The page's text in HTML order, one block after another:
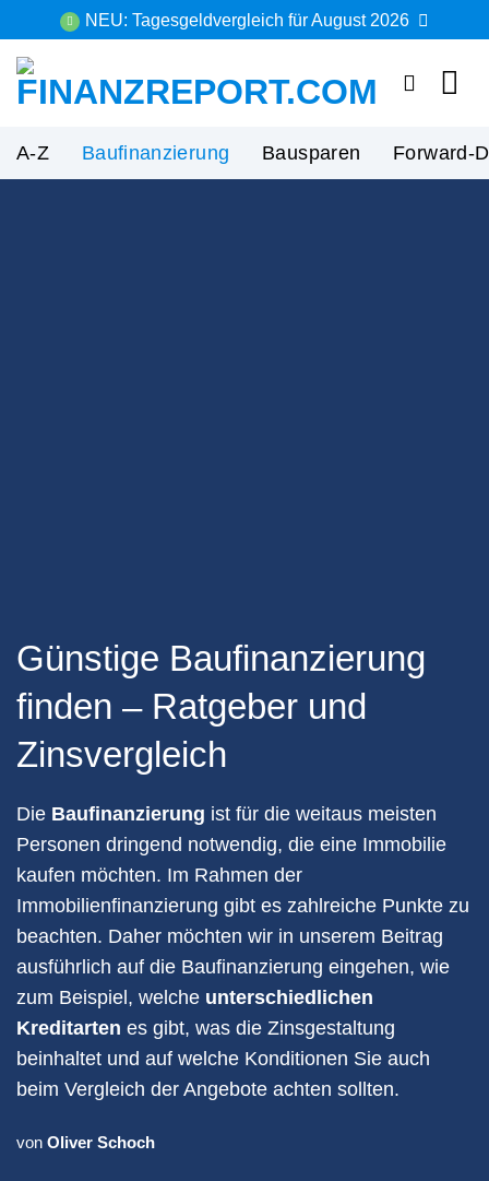
Inhalt
springen
NEU: Tagesgeldvergleich für August 2026
A-Z Baufinanzierung Bausparen Forward-
Günstige Bau­finan­zierung
finden – Ratgeber und
Zinsvergleich
Die Baufinanzierung ist für die weitaus meisten
Personen dringend notwendig, die eine Immobilie
kaufen möchten. Im Rahmen der
Immobilienfinanzierung gibt es zahlreiche Punkte zu
beachten. Daher möchten wir in unserem Beitrag
ausführlich auf die Baufinanzierung eingehen, wie
zum Beispiel, welche unterschiedlichen
Kreditarten es gibt, was die Zinsgestaltung
beinhaltet und auf welche Konditionen Sie auch
beim Vergleich der Angebote achten sollten.
von Oliver Schoch